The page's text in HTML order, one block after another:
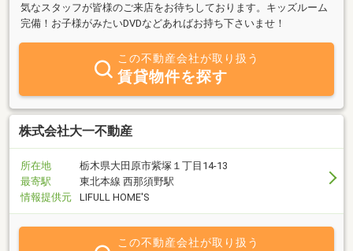
気なスタッフが皆様のご来店をお待ちしております。キッズルーム
完備！お子様がみたいDVDなどあればお持ち下さいませ！
この不動産会社が取り扱う
賃貸物件を探す
株式会社大一不動産
所在地
栃木県大田原市紫塚１丁目14-13
最寄駅
東北本線 西那須野駅
情報提供元
LIFULL HOME'S
この不動産会社が取り扱う